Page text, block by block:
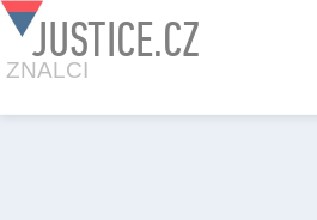
JUSTICE.CZ
ZNALCI